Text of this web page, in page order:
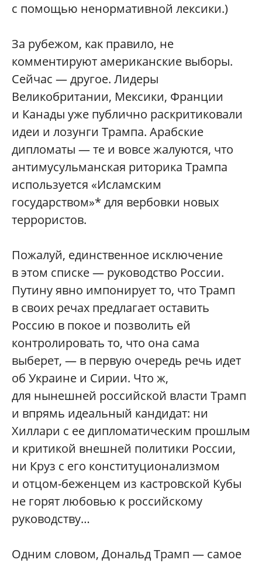
с помощью ненормативной лексики.)
За рубежом, как правило, не
комментируют американские выборы.
Сейчас — другое. Лидеры
Великобритании, Мексики, Франции
и Канады уже публично раскритиковали
идеи и лозунги Трампа. Арабские
дипломаты — те и вовсе жалуются, что
антимусульманская риторика Трампа
используется «Исламским
государством»* для вербовки новых
террористов.
Пожалуй, единственное исключение
в этом списке — руководство России.
Путину явно импонирует то, что Трамп
в своих речах предлагает оставить
Россию в покое и позволить ей
контролировать то, что она сама
выберет, — в первую очередь речь идет
об Украине и Сирии. Что ж,
для нынешней российской власти Трамп
и впрямь идеальный кандидат: ни
Хиллари с ее дипломатическим прошлым
и критикой внешней политики России,
ни Круз с его конституционализмом
и отцом-беженцем из кастровской Кубы
не горят любовью к российскому
руководству…
Одним словом, Дональд Трамп — самое